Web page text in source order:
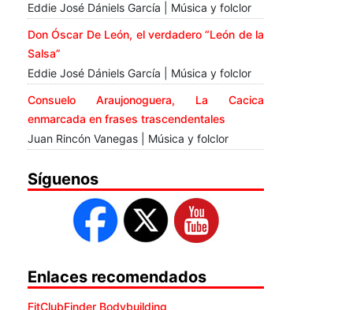
Eddie José Dániels García | Música y folclor
Don Óscar De León, el verdadero “León de la
Salsa”
Eddie José Dániels García | Música y folclor
Consuelo Araujonoguera, La Cacica
enmarcada en frases trascendentales
Juan Rincón Vanegas | Música y folclor
Síguenos
Enlaces recomendados
FitClubFinder Bodybuilding